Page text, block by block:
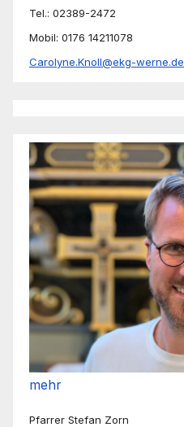
Tel.: 02389-2472
Mobil: 0176 14211078
Carolyne.Knoll@ekg-werne.de
mehr
Pfarrer Stefan Zorn